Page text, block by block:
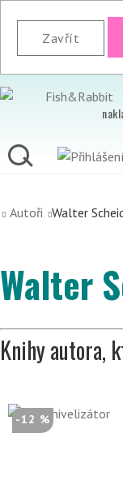
Zavřít
Autoři Walter
Walter
Knihy autora,
-12 %